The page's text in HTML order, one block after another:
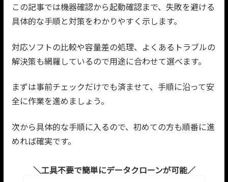
この記事では機器確認から起動確認まで、失敗を避ける
具体的な手順と対策をわかりやすく示します。
対応ソフトの比較や容量差の処理、よくあるトラブルの
解決策も網羅しているので用途に合わせて選べます。
まずは事前チェックだけでも済ませて、手順に沿って安
全に作業を進めましょう。
次から具体的な手順に入るので、初めての方も順番に進
めれば確実です。
工具不要で簡単にデータクローンが可能